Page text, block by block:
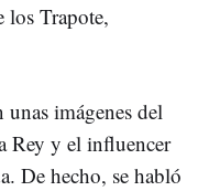
los Trapote,
imágenes del
Rey y el influencer
De hecho, se habló